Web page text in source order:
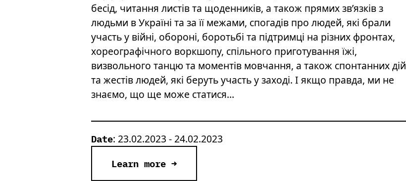
бесід, читання листів та щоденників, а також прямих зв’язків з
людьми в Україні та за її межами, спогадів про людей, які брали
участь у війні, обороні, боротьбі та підтримці на різних фронтах,
хореографічного воркшопу, спільного приготування їжі,
визвольного танцю та моментів мовчання, а також спонтанних дій
та жестів людей, які беруть участь у заході. І якщо правда, ми не
знаємо, що ще може статися…
Date: 23.02.2023 - 24.02.2023
Learn more →